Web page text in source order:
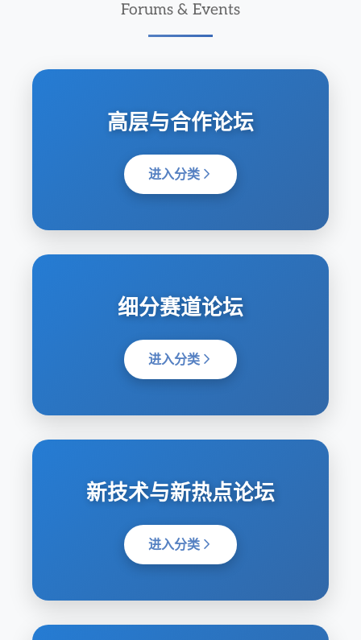
Forums & Events
高层与合作论坛
进入分类
细分赛道论坛
进入分类
新技术与新热点论坛
进入分类